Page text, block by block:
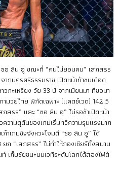
อ ลิน อู ขณะที่ “คนไม่ยอมคน” เสกสรร
นครศรีธรรมราช เปิดหน้าท้าชนเดือด
กะเหรี่ยง วัย 33 ปี จากเมียนมา ที่ขอมา
มวยไทย พิกัดเฉพาะ (แคตช์เวต) 142.5
สรร” และ “ซอ ลิน อู” ไม่รอช้าเปิดหน้า
วามดุดันของเกมเริ่มทวีความรุนแรงมาก
าเกมชิงจังหวะโจมตี “ซอ ลิน อู” ได้
ก “เสกสรร” ไม่ทำให้กองเชียร์ทั้งสนาม
เก็บชัยชนะบนเวทีระดับโลกได้สองไฟต์